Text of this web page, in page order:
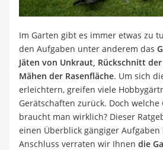
Im Garten gibt es immer etwas zu
den Aufgaben unter anderem das
Jäten von Unkraut, Rückschnitt
Mähen der Rasenfläche. Um sich
erleichtern, greifen viele
Gerätschaften zurück. Doch welche
braucht man wirklich? Dieser
einen Überblick gängiger Aufgaben
Anschluss verraten wir Ihnen die